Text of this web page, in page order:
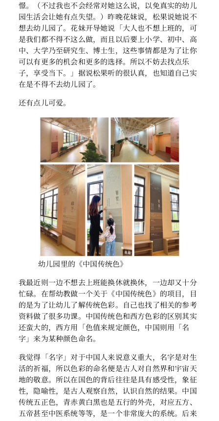
憬。（不过我也不会经常对她这么说，以免真实的幼儿
园生活会让她有点失望。）昨晚花妹说，松果说她说不
想去幼儿园了。花妹开导她说「大人也不想上班的，可
是我们都不得不这么做，而且以后要上小学、初中、高
中、大学乃至研究生、博士生，这些事情都是为了让你
可以有更多的机会和更多的选择。所以不妨去找点乐
子，享受当下。」据说松果听的很认真，也知道自己实
在是不得不去幼儿园了。
还有点儿可爱。
幼儿园里的《中国传统色》
我最近则一边不想去上班能换休就换休，一边却又十分
忙碌。在帮幼教做一个关于《中国传统色》的项目，目
的是为了让幼儿了解传统色彩。自己也找了相关的参考
资料做了很多功课。中国传统色和西方色彩的区别其实
还蛮大的，西方用「色值来规定颜色，中国则用「名
字」来为某种颜色命名。
我觉得「名字」对于中国人来说意义重大，名字是对生
活的祈福，所以色彩的命名便是古人对自然界和宇宙天
地的敬意。所以在国色的背后往往是具有感受性，象征
性，隐喻性，是古人观察自然，认识自然的结果。中国
传统五正色，青赤黄白黑也是五行的外壳，对应五方、
五帝甚至中医系统等等，是一个非常庞大的系统。后来